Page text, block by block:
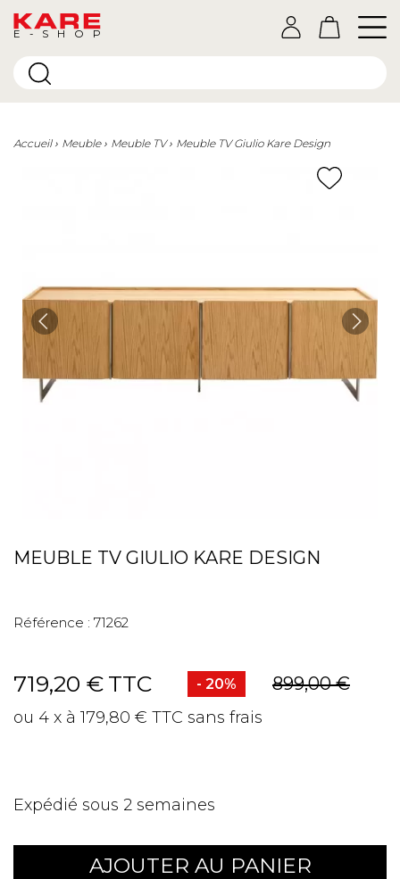
E-SHOP
Accueil Meuble Meuble TV Meuble TV Giulio Kare Design
MEUBLE TV GIULIO KARE DESIGN
Référence : 71262
719,20 € TTC - 20% 899,00 €
ou 4 x à 179,80 € TTC sans frais
Expédié sous 2 semaines
AJOUTER AU PANIER